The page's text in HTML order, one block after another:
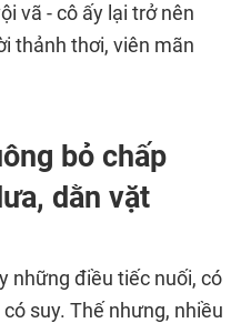
vã - cô ấy lại trở nên
thảnh thơi, viên mãn
bỏ chấp
dằn vặt
những điều tiếc nuối, có
suy. Thế nhưng, nhiều